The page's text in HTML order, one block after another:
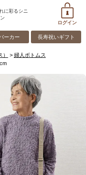
に彩るシニ
ログイン
ーカー 長寿祝いギフト
婦人ボトムス